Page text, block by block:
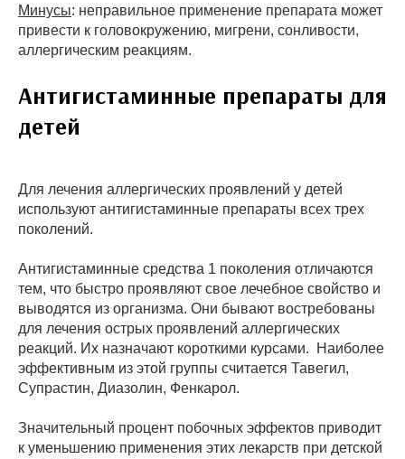
Минусы: неправильное применение препарата может
привести к головокружению, мигрени, сонливости,
аллергическим реакциям.
Антигистаминные препараты для
детей
Для лечения аллергических проявлений у детей
используют антигистаминные препараты всех трех
поколений.
Антигистаминные средства 1 поколения отличаются
тем, что быстро проявляют свое лечебное свойство и
выводятся из организма. Они бывают востребованы
для лечения острых проявлений аллергических
реакций. Их назначают короткими курсами. Наиболее
эффективным из этой группы считается Тавегил,
Супрастин, Диазолин, Фенкарол.
Значительный процент побочных эффектов приводит
к уменьшению применения этих лекарств при детской